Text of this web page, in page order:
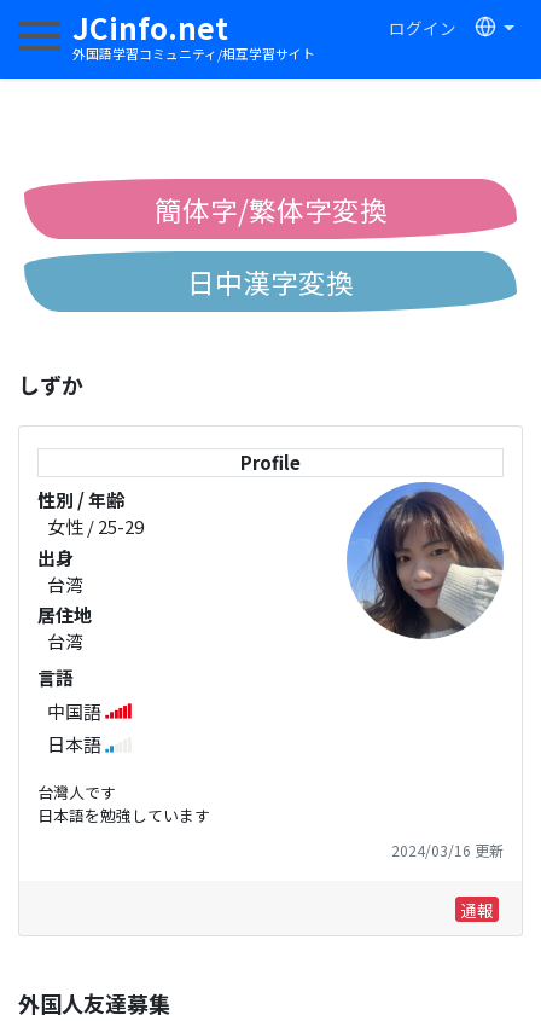
JCinfo.net
外国語学習コミュニティ/相互学習サイト
ログイン
ナビゲーションを切り替える
簡体字/繁体字変換
日中漢字変換
中国語注音変換
しずか
Profile
性別 / 年齢
女性 / 25-29
出身
台湾
居住地
台湾
言語
中国語
日本語
台灣人です
日本語を勉強しています
2024/03/16 更新
通報
外国人友達募集